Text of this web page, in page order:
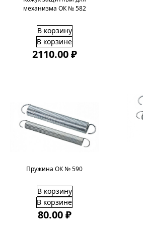
механизма ОК № 582
В корзину
В корзине
2110.00 ₽
Пружина ОК № 590
В корзину
В корзине
80.00 ₽